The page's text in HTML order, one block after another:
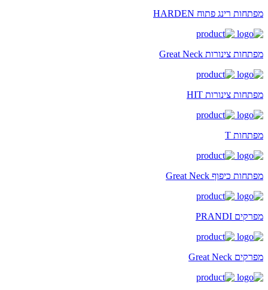
מפתחות רינג פתוח HARDEN
מפתחות צינורות Great Neck
מפתחות צינורות HIT
מפתחות T
מפתחות כיפוף Great Neck
מפרקים PRANDI
מפרקים Great Neck